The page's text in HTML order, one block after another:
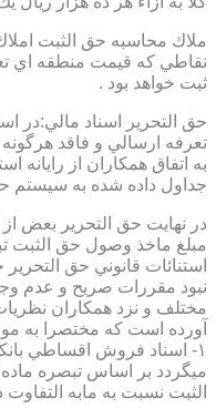
ملاك محاسبه حق الثبت
نقاطي كه قيمت منطقه اي
ثبت خواهد بود .
حق التحرير اسناد مالي:در
تعرفه ارسالي و فاقد
به اتفاق همكاران از رايانه
جداول داده شده به سيستم
در نهايت حق التحرير بعض
مبلغ ماخذ وصول حق الثبت
استنائات قانوني حق
نبود مقررات صريح و عدم
مختلف و نزد همكاران
آورده است كه مختصرا به
۱- اسناد فروش اقساطي
الثبت نسبت به مابه